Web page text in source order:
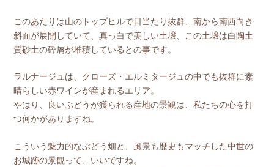
このあたりは山のトップヒルで日当たり抜群、南から南西向き
斜面が展開していて、真っ白で美しい土壌、この土壌は白陶土
質砂土の砕屑が堆積しているとの事です。
ラルナージュは、クローズ・エルミタージュの中でも抜群に素
晴らしい赤ワインが産まれるエリア。
やはり、良いぶどうが獲られる産地の景観は、私たちの心を打
つ何かがありますね。
こういう魅力的なぶどう畑と、風景も歴史もマッチした中世の
お城跡の景観って、いいですね。